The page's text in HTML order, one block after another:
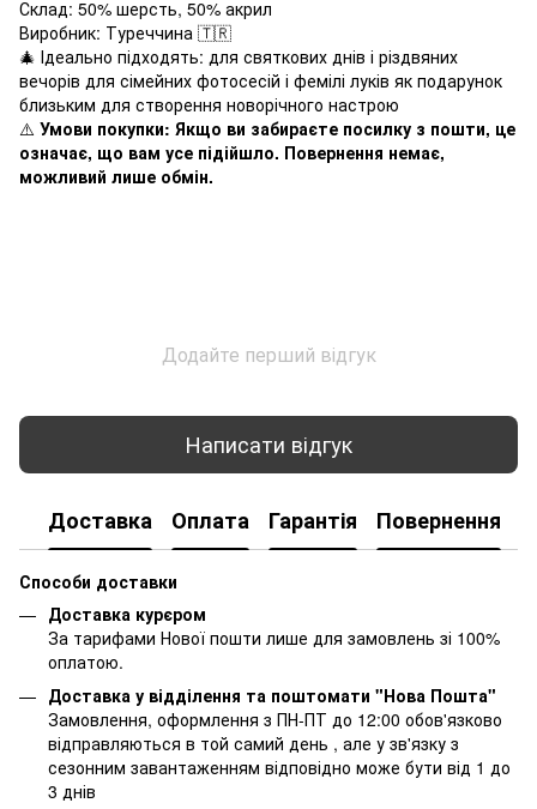
Склад: 50% шерсть, 50% акрил
Виробник: Туреччина 🇹🇷
🎄 Ідеально підходять: для святкових днів і різдвяних
вечорів для сімейних фотосесій і фемілі луків як подарунок
близьким для створення новорічного настрою
⚠️ Умови покупки: Якщо ви забираєте посилку з пошти, це
означає, що вам усе підійшло. Повернення немає,
можливий лише обмін.
Додайте перший відгук
Написати відгук
Доставка Оплата Гарантія Повернення
Способи доставки
Доставка курєром
За тарифами Нової пошти лише для замовлень зі 100%
оплатою.
Доставка у відділення та поштомати "Нова Пошта"
Замовлення, оформлення з ПН-ПТ до 12:00 обов'язково
відправляються в той самий день , але у зв'язку з
сезонним завантаженням відповідно може бути від 1 до
3 днів